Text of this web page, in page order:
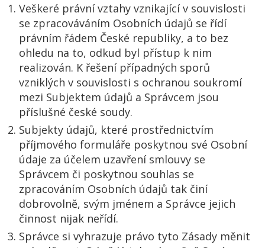
Veškeré právní vztahy vznikající v souvislosti
se zpracováváním Osobních údajů se řídí
právním řádem České republiky, a to bez
ohledu na to, odkud byl přístup k nim
realizován. K řešení případných sporů
vzniklých v souvislosti s ochranou soukromí
mezi Subjektem údajů a Správcem jsou
příslušné české soudy.
Subjekty údajů, které prostřednictvím
příjmového formuláře poskytnou své Osobní
údaje za účelem uzavření smlouvy se
Správcem či poskytnou souhlas se
zpracováním Osobních údajů tak činí
dobrovolně, svým jménem a Správce jejich
činnost nijak neřídí.
Správce si vyhrazuje právo tyto Zásady měnit